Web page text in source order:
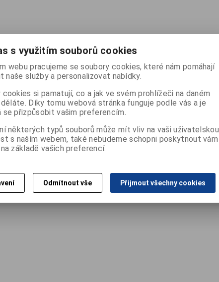
s využitím souborů cookies
webu pracujeme se soubory cookies, které nám pomáhají
naše služby a personalizovat nabídky.
cookies si pamatují, co a jak ve svém prohlížeči na daném
Díky tomu webová stránka funguje podle vás a je
se přizpůsobit vašim preferencím.
některých typů souborů může mít vliv na vaši uživatelskou
s naším webem, také nebudeme schopni poskytnout vám
základě vašich preferencí.
Odmítnout vše Přijmout všechny cookies